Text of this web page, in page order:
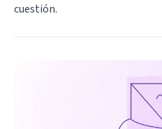
cuestión.